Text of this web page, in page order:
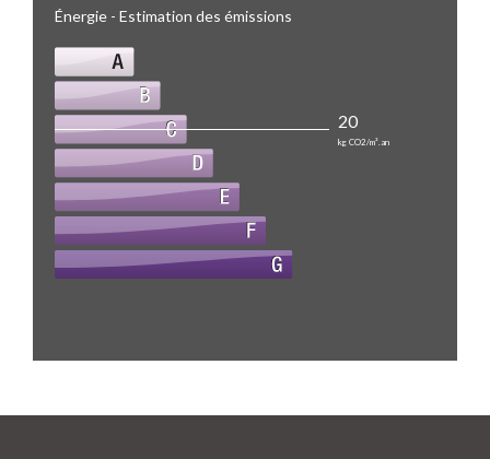
Énergie - Estimation des émissions
20
kg CO2/m².an